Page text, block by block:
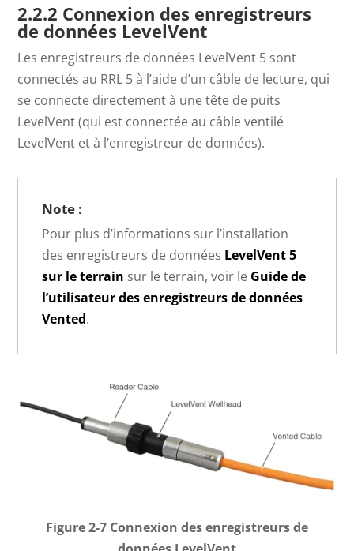
2.2.2 Connexion des enregistreurs
de données LevelVent
Les enregistreurs de données LevelVent 5 sont
connectés au RRL 5 à l’aide d’un câble de lecture, qui
se connecte directement à une tête de puits
LevelVent (qui est connectée au câble ventilé
LevelVent et à l’enregistreur de données).
Note :
Pour plus d’informations sur l’installation
des enregistreurs de données LevelVent 5
sur le terrain sur le terrain, voir le Guide de
l’utilisateur des enregistreurs de données
Vented.
Figure 2-7 Connexion des enregistreurs de